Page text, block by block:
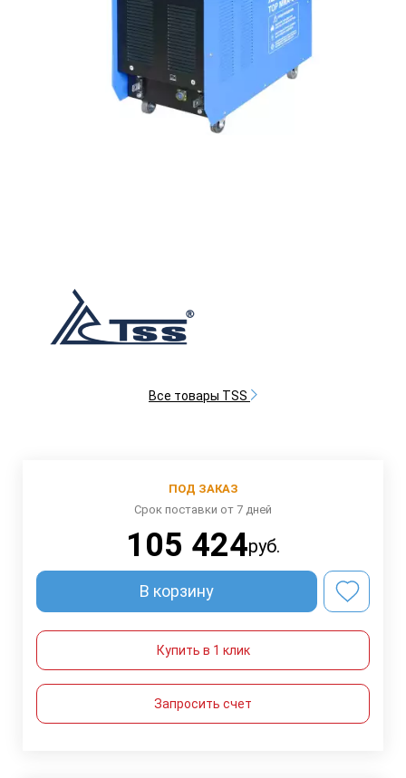
Все товары TSS
ПОД ЗАКАЗ
Срок поставки от 7 дней
105 424руб.
В корзину
Купить в 1 клик
Запросить счет